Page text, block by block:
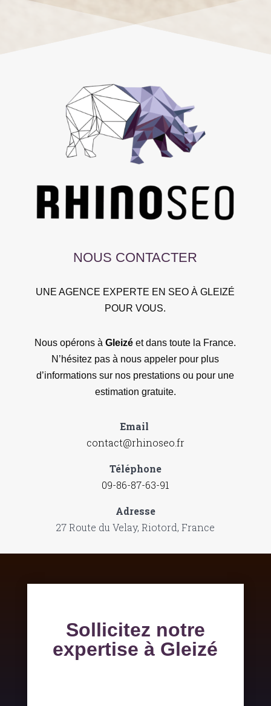
NOUS CONTACTER
UNE AGENCE EXPERTE EN SEO À GLEIZÉ
POUR VOUS.
Nous opérons àGleizé et dans toute la France.
N’hésitez pas à nous appeler pour plus
d’informations sur nos prestations ou pour une
estimation gratuite.
Email
contact@rhinoseo.fr
Téléphone
09-86-87-63-91
Adresse
27 Route du Velay, Riotord, France
Sollicitez notre
expertise à Gleizé